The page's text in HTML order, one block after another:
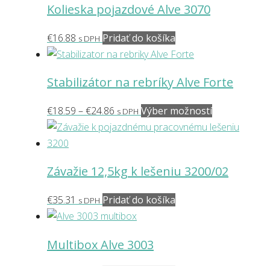
na
stránke
produktu.
through
€21.34
môžete
na
stránke
Kolieska pojazdové Alve 3070
€16.88 s DPH Pridať do košíka
Stabilizátor na rebríky Alve Forte
€18.59 –€24.86 Price
range:
€24.86
s DPH Výber možnostíTento
produkt
variantov.
Závažie 12,5kg k lešeniu 3200/02
€35.31 s DPH Pridať do košíka
Multibox Alve 3003